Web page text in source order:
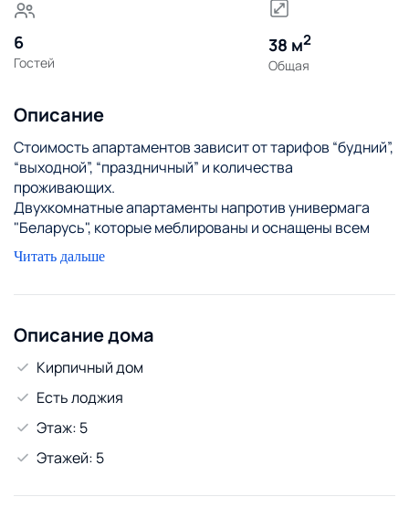
6
Гостей
38 м2
Общая
Описание
Стоимость апартаментов зависит от тарифов “будний”,
“выходной”, “праздничный” и количества
проживающих.
Двухкомнатные апартаменты напротив универмага
"Беларусь", которые меблированы и оснащены всем
необходимым для комфортного проживания.
В шаговой доступности находятся: магазины, кафе,
Читать дальше
Описание дома
Кирпичный дом
Есть лоджия
Этаж: 5
Этажей: 5